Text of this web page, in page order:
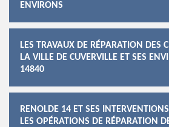
ENVIRONS
LES TRAVAUX DE RÉPARATION DES
LA VILLE DE CUVERVILLE ET SES
14840
RENOLDE 14 ET SES
LES OPÉRATIONS DE RÉPARATION